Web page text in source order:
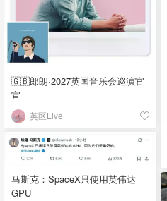
🇬🇧郎朗·2027英国音乐会巡演官
宣
英区Live
马斯克：SpaceX只使用英伟达
GPU